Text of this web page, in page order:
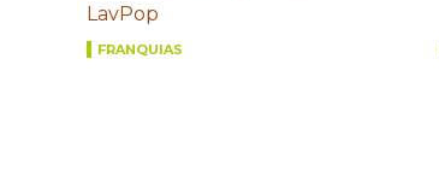
LavPop
FRANQUIAS